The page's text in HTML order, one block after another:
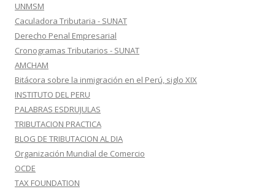
UNMSM
Caculadora Tributaria - SUNAT
Derecho Penal Empresarial
Cronogramas Tributarios - SUNAT
AMCHAM
Bitácora sobre la inmigración en el Perú, siglo XIX
INSTITUTO DEL PERU
PALABRAS ESDRUJULAS
TRIBUTACION PRACTICA
BLOG DE TRIBUTACION AL DIA
Organización Mundial de Comercio
OCDE
TAX FOUNDATION